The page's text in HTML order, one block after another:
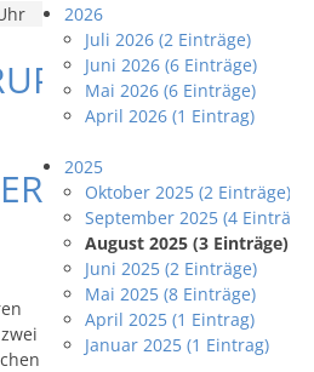
2026
Juli 2026 (2 Einträge)
Juni 2026 (6 Einträge)
Mai 2026 (6 Einträge)
April 2026 (1 Eintrag)
2025
Oktober 2025 (2 Einträge)
September 2025 (4 Einträge)
August 2025 (3 Einträge)
Juni 2025 (2 Einträge)
Mai 2025 (8 Einträge)
April 2025 (1 Eintrag)
Januar 2025 (1 Eintrag)